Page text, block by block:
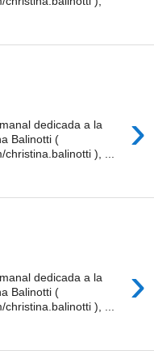
›
dedicada a la
Balinotti (
), ...
›
dedicada a la
Balinotti (
), ...